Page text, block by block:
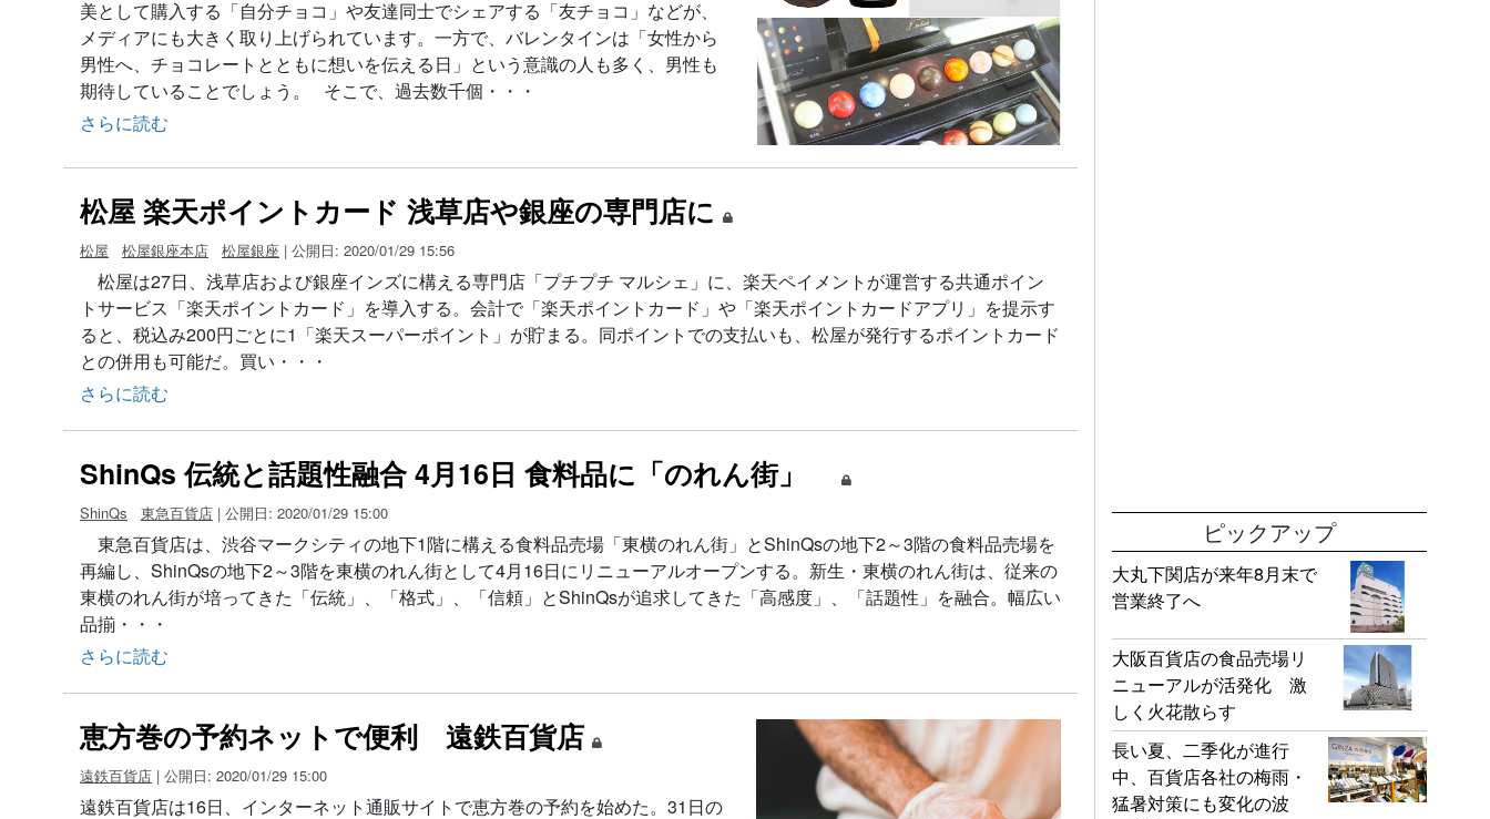
美として購入する「自分チョコ」や友達同士でシェアする「友チョコ」などが、
メディアにも大きく取り上げられています。一方で、バレンタインは「女性から
男性へ、チョコレートとともに想いを伝える日」という意識の人も多く、男性も
期待していることでしょう。 そこで、過去数千個・・・
さらに読む
松屋 楽天ポイントカード 浅草店や銀座の専門店に
松屋 松屋銀座本店 松屋銀座 | 公開日: 2020/01/29 15:56
松屋は27日、浅草店および銀座インズに構える専門店「プチプチ マルシェ」に、楽天ペイメントが運営する共通ポイン
トサービス「楽天ポイントカード」を導入する。会計で「楽天ポイントカード」や「楽天ポイントカードアプリ」を提示す
ると、税込み200円ごとに1「楽天スーパーポイント」が貯まる。同ポイントでの支払いも、松屋が発行するポイントカード
との併用も可能だ。買い・・・
さらに読む
ShinQs 伝統と話題性融合 4月16日 食料品に「のれん街」
ShinQs 東急百貨店 | 公開日: 2020/01/29 15:00
東急百貨店は、渋谷マークシティの地下1階に構える食料品売場「東横のれん街」とShinQsの地下2～3階の食料品売場を
再編し、ShinQsの地下2～3階を東横のれん街として4月16日にリニューアルオープンする。新生・東横のれん街は、従来の
東横のれん街が培ってきた「伝統」、「格式」、「信頼」とShinQsが追求してきた「高感度」、「話題性」を融合。幅広い
品揃・・・
さらに読む
恵方巻の予約ネットで便利 遠鉄百貨店
遠鉄百貨店 | 公開日: 2020/01/29 15:00
遠鉄百貨店は16日、インターネット通販サイトで恵方巻の予約を始めた。31日の
ピックアップ
大丸下関店が来年8月末で
営業終了へ
大阪百貨店の食品売場リ
ニューアルが活発化 激
しく火花散らす
長い夏、二季化が進行
中、百貨店各社の梅雨・
猛暑対策にも変化の波